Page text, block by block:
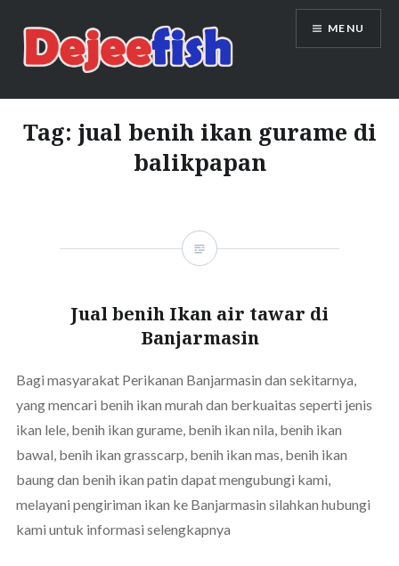
content
DEJEEFISH | PRODUSEN BENIH
IKAN BERKUALITAS INDONESIA
MENU
Tag: jual benih ikan gurame di
balikpapan
Jual benih Ikan air tawar di
Banjarmasin
Bagi masyarakat Perikanan Banjarmasin dan sekitarnya,
yang mencari benih ikan murah dan berkuaitas seperti jenis
ikan lele, benih ikan gurame, benih ikan nila, benih ikan
bawal, benih ikan grasscarp, benih ikan mas, benih ikan
baung dan benih ikan patin dapat mengubungi kami,
melayani pengiriman ikan ke Banjarmasin silahkan hubungi
kami untuk informasi selengkapnya